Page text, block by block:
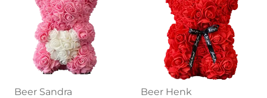
Beer Sandra Beer Henk